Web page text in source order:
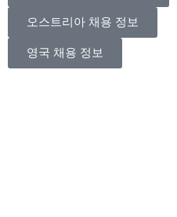
오스트리아 채용 정보
영국 채용 정보